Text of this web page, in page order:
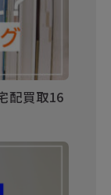
配買取16